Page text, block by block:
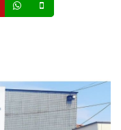
Site Whatsapp